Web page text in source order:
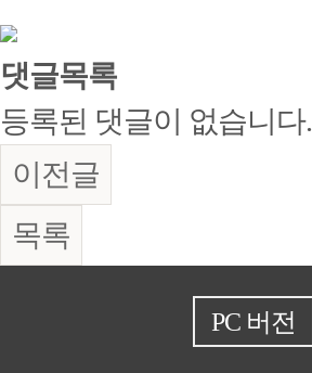
댓글목록
등록된 댓글이 없습니다.
이전글
목록
PC 버전